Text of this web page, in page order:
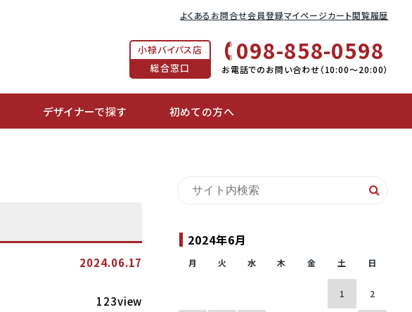
よくあるお問合せ会員登録マイページカート閲覧履歴
小禄バイパス店
総合窓口
098-858-0598
お電話でのお問い合わせ（10:00〜20:00）
デザイナーで探す 初めての方へ
2024.06.17
123view
2024年6月
月 火 水 木 金 土 日
1 2